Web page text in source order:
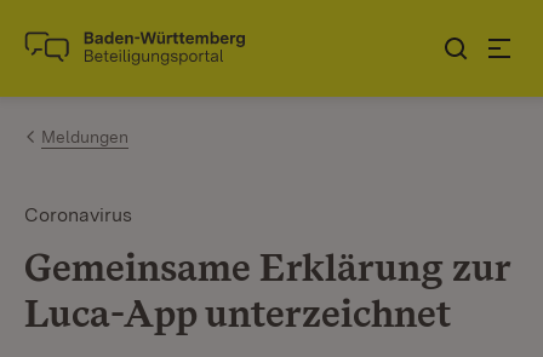
Zum Inhalt springen
Link zur Startseite
Meldungen
Coronavirus
Gemeinsame Erklärung zur
Luca-App unterzeichnet